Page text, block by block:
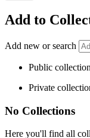
Add to
Add new or search
Public
Private
No Collections
Here you'll find all